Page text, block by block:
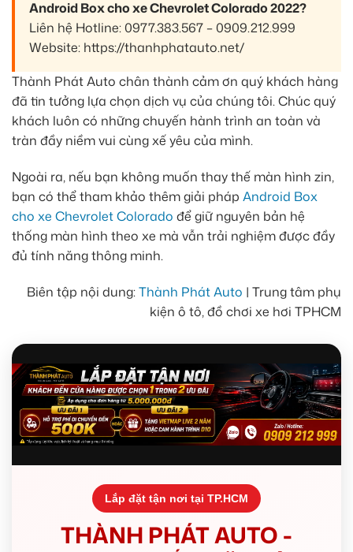
Android Box cho xe Chevrolet Colorado 2022?
Liên hệ Hotline: 0977.383.567 – 0909.212.999
Website: https://thanhphatauto.net/
Thành Phát Auto chân thành cảm ơn quý khách hàng
đã tin tưởng lựa chọn dịch vụ của chúng tôi. Chúc quý
khách luôn có những chuyến hành trình an toàn và
tràn đầy niềm vui cùng xế yêu của mình.
Ngoài ra, nếu bạn không muốn thay thế màn hình zin,
bạn có thể tham khảo thêm giải pháp Android Box
cho xe Chevrolet Colorado để giữ nguyên bản hệ
thống màn hình theo xe mà vẫn trải nghiệm được đầy
đủ tính năng thông minh.
Biên tập nội dung:Thành Phát Auto | Trung tâm phụ
kiện ô tô, đồ chơi xe hơi TPHCM
Lắp đặt tận nơi tại TP.HCM
THÀNH PHÁT AUTO -